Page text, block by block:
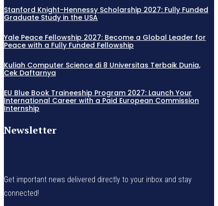
Stanford Knight-Hennessy Scholarship 2027: Fully Funded
Graduate Study in the USA
Yale Peace Fellowship 2027: Become a Global Leader for
Peace with a Fully Funded Fellowship
Kuliah Computer Science di 8 Universitas Terbaik Dunia,
Cek Daftarnya
EU Blue Book Traineeship Program 2027: Launch Your
International Career with a Paid European Commission
Internship
Newsletter
Get important news delivered directly to your inbox and stay
connected!